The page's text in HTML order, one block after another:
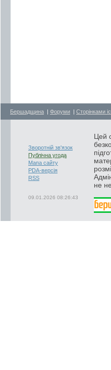
Бершадщина | Форуми | Сторінками
Зворотній зв'язок
Публічна угода
Мапа сайту
PDA-версія
RSS
09.01.2026 08:26:43
Цей
не